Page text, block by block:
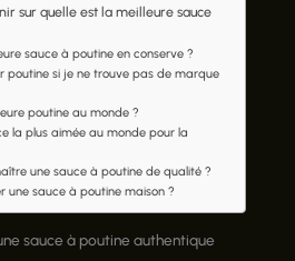
sur quelle est la meilleure sauce
sauce à poutine en conserve ?
poutine si je ne trouve pas de marque
poutine au monde ?
la plus aimée au monde pour la
une sauce à poutine de qualité ?
une sauce à poutine maison ?
sauce à poutine authentique